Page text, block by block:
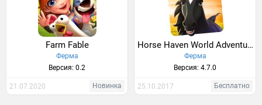
Farm Fable
Ферма
Версия: 0.2
21.07.2020 Новинка
Horse Haven World Adventures
Ферма
Версия: 4.7.0
25.10.2017 Бесплатно